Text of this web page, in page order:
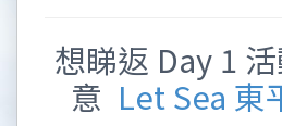
想睇返 Day 1
意 Let Sea 東